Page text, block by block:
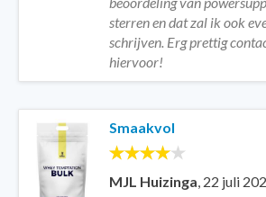
sterren en dat zal ik ook
schrijven. Erg prettig
hiervoor!
Smaakvol
MJL Huizinga, 22 juli